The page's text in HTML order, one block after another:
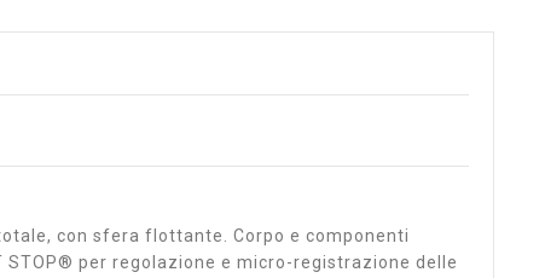
con sfera flottante. Corpo e componenti
per regolazione e micro-registrazione delle